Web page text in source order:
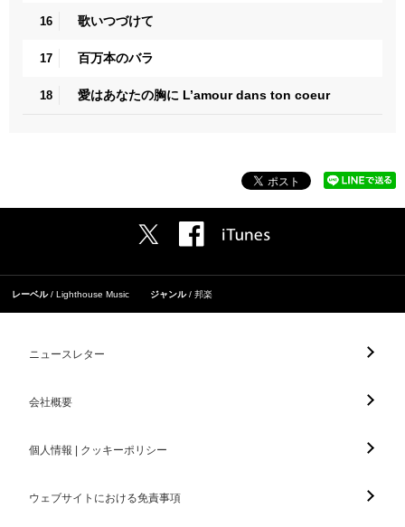
16 歌いつづけて
17 百万本のバラ
18 愛はあなたの胸に L’amour dans ton coeur
レーベル Lighthouse Music ジャンル 邦楽
ニュースレター
会社概要
個人情報 | クッキーポリシー
ウェブサイトにおける免責事項